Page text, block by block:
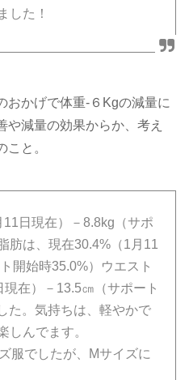
した！
おかげで体重-６Kgの減量に
や減量の効果からか、考え
と。
日現在）－8.8kg（サポ
肪は、現在30.4%（1月11
開始時35.0%）ウエスト
在）－13.5㎝（サポート
た。気持ちは、軽やかで
しんでます。
服でしたが、Mサイズに